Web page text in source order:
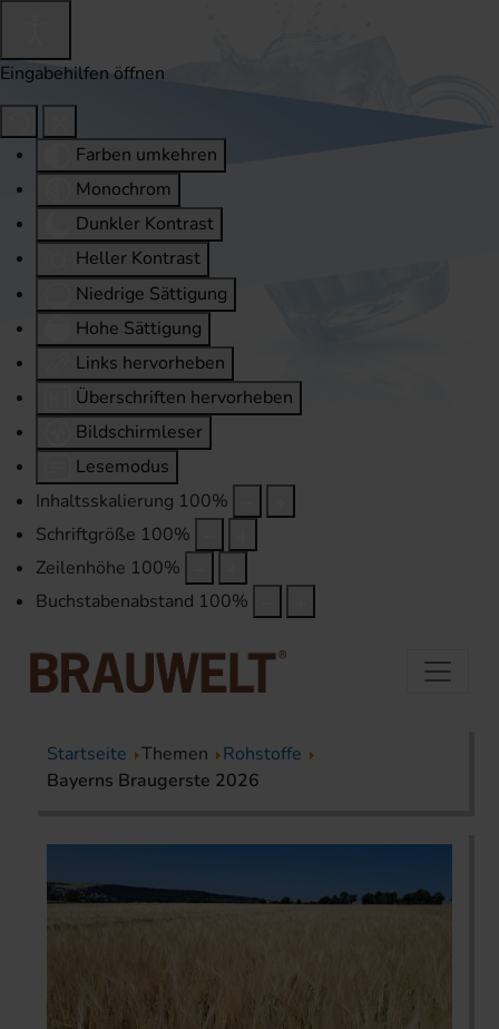
Eingabehilfen öffnen
Farben umkehren
Monochrom
Dunkler Kontrast
Heller Kontrast
Niedrige Sättigung
Hohe Sättigung
Links hervorheben
Überschriften hervorheben
Bildschirmleser
Lesemodus
Inhaltsskalierung 100%
Schriftgröße 100%
Zeilenhöhe 100%
Buchstabenabstand 100%
Startseite Themen
Rohstoffe
Bayerns Braugerste 2026